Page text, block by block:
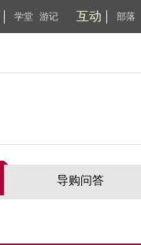
学堂 游记 互动 部落
导购问答